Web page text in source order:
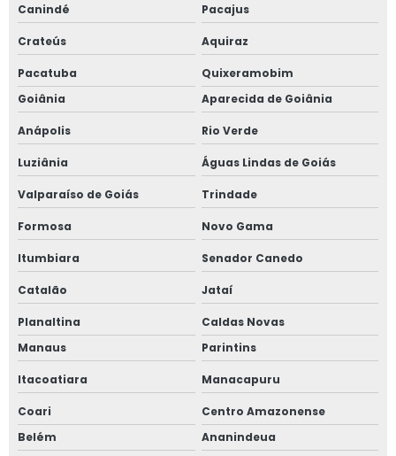
Canindé Pacajus
Crateús Aquiraz
Pacatuba
Quixeramobim
Goiânia
Aparecida de Goiânia
Anápolis Rio Verde
Luziânia Águas Lindas de Goiás
Valparaíso de Goiás Trindade
Formosa Novo Gama
Itumbiara Senador Canedo
Catalão Jataí
Planaltina
Caldas Novas
Manaus
Parintins
Itacoatiara Manacapuru
Coari
Centro Amazonense
Belém
Ananindeua